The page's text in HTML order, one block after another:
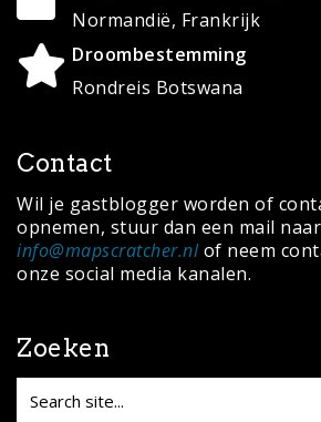
Normandië, Frankrijk
Droombestemming
Rondreis Botswana
Contact
Wil je gastblogger worden of
opnemen, stuur dan een mail naar
info@mapscratcher.nlof neem
onze social media kanalen.
Zoeken
Search